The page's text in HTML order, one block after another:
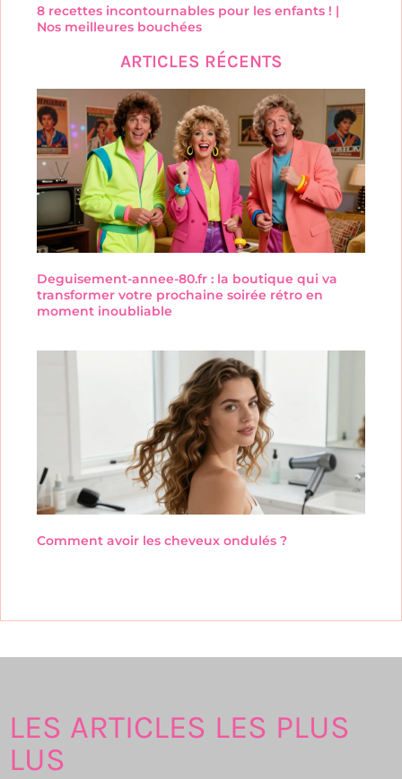
8 recettes incontournables pour les enfants ! |
Nos meilleures bouchées
ARTICLES RÉCENTS
Deguisement-annee-80.fr : la boutique qui va
transformer votre prochaine soirée rétro en
moment inoubliable
Comment avoir les cheveux ondulés ?
LES ARTICLES LES PLUS
LUS